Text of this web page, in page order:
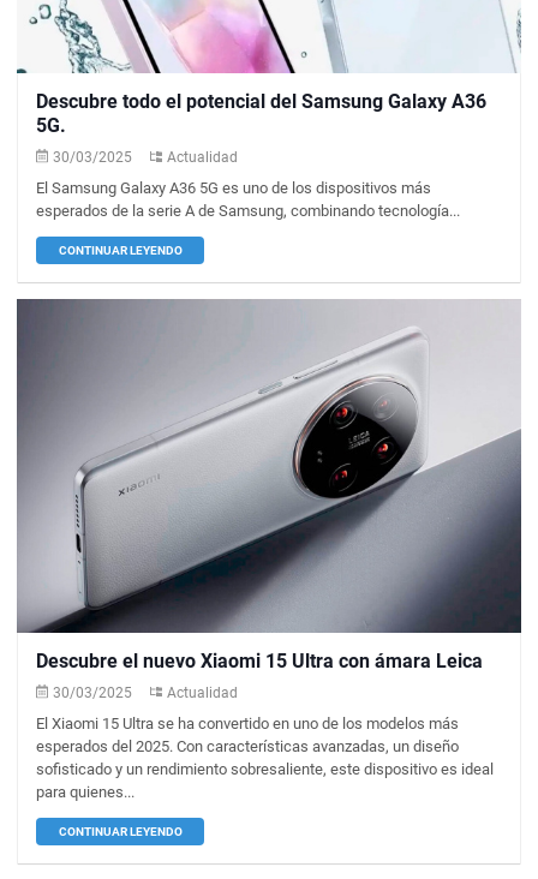
Descubre todo el potencial del Samsung Galaxy A36
5G.
30/03/2025 Actualidad
El Samsung Galaxy A36 5G es uno de los dispositivos más
esperados de la serie A de Samsung, combinando tecnología...
CONTINUAR LEYENDO
Descubre el nuevo Xiaomi 15 Ultra con ámara Leica
30/03/2025 Actualidad
El Xiaomi 15 Ultra se ha convertido en uno de los modelos más
esperados del 2025. Con características avanzadas, un diseño
sofisticado y un rendimiento sobresaliente, este dispositivo es ideal
para quienes...
CONTINUAR LEYENDO